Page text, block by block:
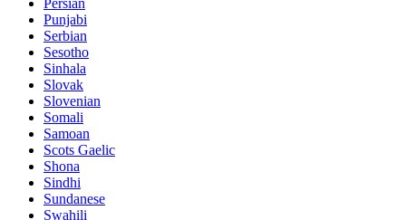
Persian
Punjabi
Serbian
Sesotho
Sinhala
Slovak
Slovenian
Somali
Samoan
Scots Gaelic
Shona
Sindhi
Sundanese
Swahili